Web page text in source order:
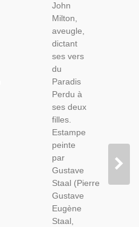
À Ses
Deux
Filles,
Ferdinand
Delannoy,
Gustave
Staal -
Paradis
Perdu,
Chateaubriand
John
Milton,
aveugle,
dictant
ses vers
du
Paradis
Perdu à
ses deux
filles.
Estampe
peinte
par
Gustave
Staal (Pierre
Gustave
Eugène
Staal,